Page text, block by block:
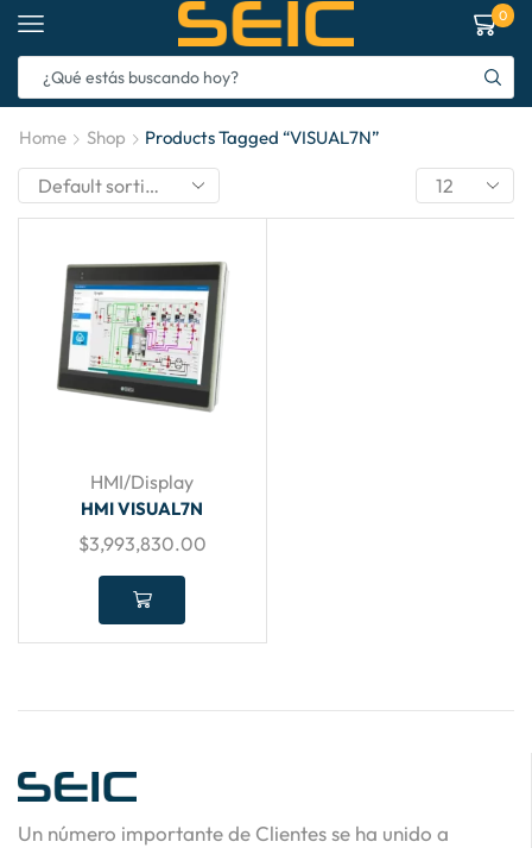
0
Home Shop Products Tagged “VISUAL7N”
HMI/Display
HMI VISUAL7N
$3,993,830.00
Un número importante de Clientes se ha unido a